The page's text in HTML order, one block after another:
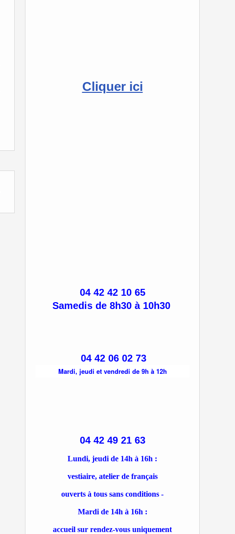
Cliquer ici
04 42 42 10 65
Samedis de 8h30 à 10h30
04 42 06 02 73
Mardi, jeudi et vendredi de 9h à 12h
04 42 49 21 63
Lundi, jeudi de 14h à 16h :
vestiaire, atelier de français
ouverts à tous sans conditions -
Mardi de 14h à 16h :
accueil sur rendez-vous uniquement